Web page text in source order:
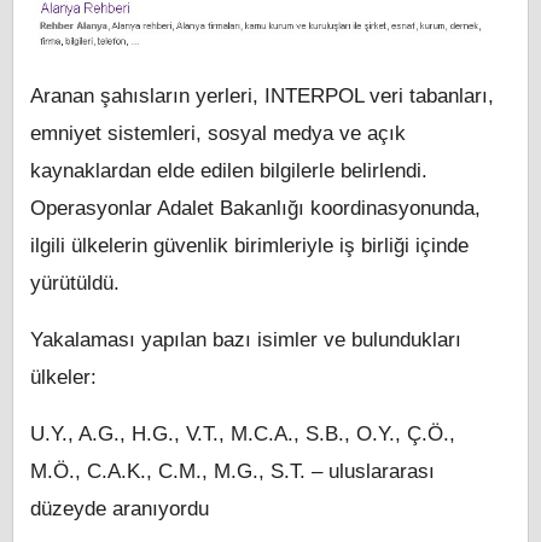
Aranan şahısların yerleri, INTERPOL veri tabanları,
emniyet sistemleri, sosyal medya ve açık
kaynaklardan elde edilen bilgilerle belirlendi.
Operasyonlar Adalet Bakanlığı koordinasyonunda,
ilgili ülkelerin güvenlik birimleriyle iş birliği içinde
yürütüldü.
Yakalaması yapılan bazı isimler ve bulundukları
ülkeler:
U.Y., A.G., H.G., V.T., M.C.A., S.B., O.Y., Ç.Ö.,
M.Ö., C.A.K., C.M., M.G., S.T. – uluslararası
düzeyde aranıyordu